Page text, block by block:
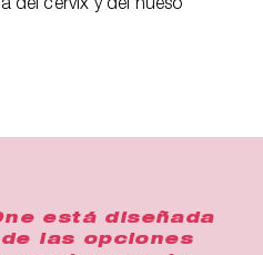
está diseñada
las opciones